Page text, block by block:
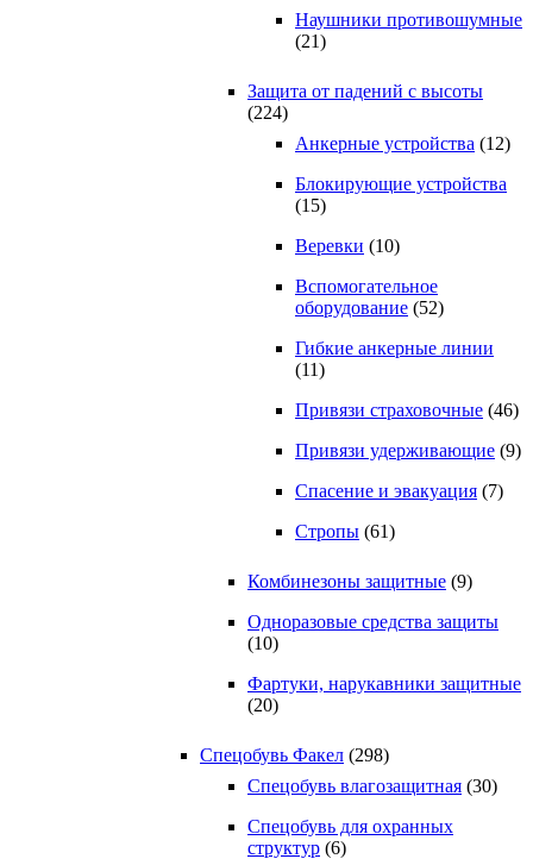
Наушники противошумные
(21)
Защита от падений с высоты
(224)
Анкерные устройства (12)
Блокирующие устройства
(15)
Веревки (10)
Вспомогательное
оборудование (52)
Гибкие анкерные линии
(11)
Привязи страховочные (46)
Привязи удерживающие (9)
Спасение и эвакуация (7)
Стропы (61)
Комбинезоны защитные (9)
Одноразовые средства защиты
(10)
Фартуки, нарукавники защитные
(20)
Спецобувь Факел (298)
Спецобувь влагозащитная (30)
Спецобувь для охранных
структур (6)